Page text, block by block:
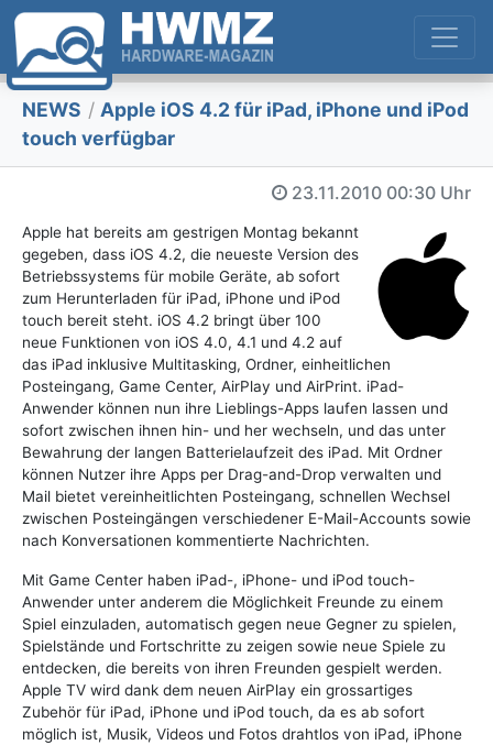
NEWS / Apple iOS 4.2 für iPad, iPhone und iPod
touch verfügbar
23.11.2010 00:30 Uhr
Apple hat bereits am gestrigen Montag bekannt
gegeben, dass iOS 4.2, die neueste Version des
Betriebssystems für mobile Geräte, ab sofort
zum Herunterladen für iPad, iPhone und iPod
touch bereit steht. iOS 4.2 bringt über 100
neue Funktionen von iOS 4.0, 4.1 und 4.2 auf
das iPad inklusive Multitasking, Ordner, einheitlichen
Posteingang, Game Center, AirPlay und AirPrint. iPad-
Anwender können nun ihre Lieblings-Apps laufen lassen und
sofort zwischen ihnen hin- und her wechseln, und das unter
Bewahrung der langen Batterielaufzeit des iPad. Mit Ordner
können Nutzer ihre Apps per Drag-and-Drop verwalten und
Mail bietet vereinheitlichten Posteingang, schnellen Wechsel
zwischen Posteingängen verschiedener E-Mail-Accounts sowie
nach Konversationen kommentierte Nachrichten.
Mit Game Center haben iPad-, iPhone- und iPod touch-
Anwender unter anderem die Möglichkeit Freunde zu einem
Spiel einzuladen, automatisch gegen neue Gegner zu spielen,
Spielstände und Fortschritte zu zeigen sowie neue Spiele zu
entdecken, die bereits von ihren Freunden gespielt werden.
Apple TV wird dank dem neuen AirPlay ein grossartiges
Zubehör für iPad, iPhone und iPod touch, da es ab sofort
möglich ist, Musik, Videos und Fotos drahtlos von iPad, iPhone